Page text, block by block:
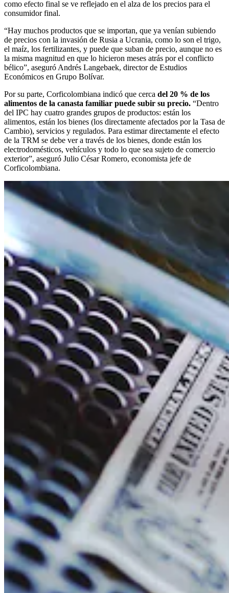
como efecto final se ve reflejado en el alza de los precios para el
consumidor final.
“Hay muchos productos que se importan, que ya venían subiendo
de precios con la invasión de Rusia a Ucrania, como lo son el trigo,
el maíz, los fertilizantes, y puede que suban de precio, aunque no es
la misma magnitud en que lo hicieron meses atrás por el conflicto
bélico”, aseguró Andrés Langebaek, director de Estudios
Económicos en Grupo Bolívar.
Por su parte, Corficolombiana indicó que cerca del 20 % de los
alimentos de la canasta familiar puede subir su precio. “Dentro
del IPC hay cuatro grandes grupos de productos: están los
alimentos, están los bienes (los directamente afectados por la Tasa de
Cambio), servicios y regulados. Para estimar directamente el efecto
de la TRM se debe ver a través de los bienes, donde están los
electrodomésticos, vehículos y todo lo que sea sujeto de comercio
exterior”, aseguró Julio César Romero, economista jefe de
Corficolombiana.